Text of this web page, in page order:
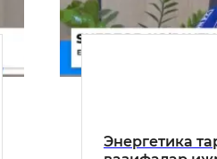
Энергетика